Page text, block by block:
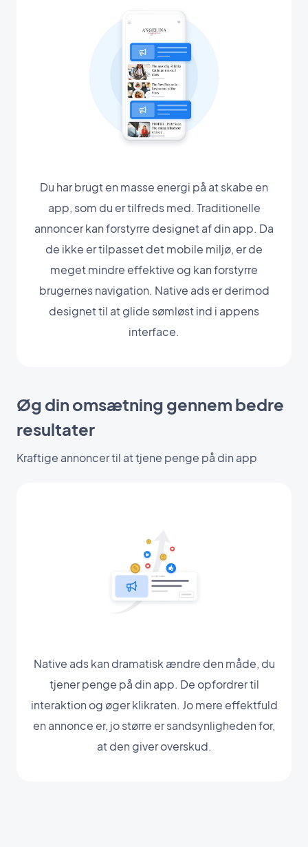
Du har brugt en masse energi på at skabe en
app, som du er tilfreds med. Traditionelle
annoncer kan forstyrre designet af din app. Da
de ikke er tilpasset det mobile miljø, er de
meget mindre effektive og kan forstyrre
brugernes navigation. Native ads er derimod
designet til at glide sømløst ind i appens
interface.
Øg din omsætning gennem bedre
resultater
Kraftige annoncer til at tjene penge på din app
Native ads kan dramatisk ændre den måde, du
tjener penge på din app. De opfordrer til
interaktion og øger klikraten. Jo mere effektfuld
en annonce er, jo større er sandsynligheden for,
at den giver overskud.